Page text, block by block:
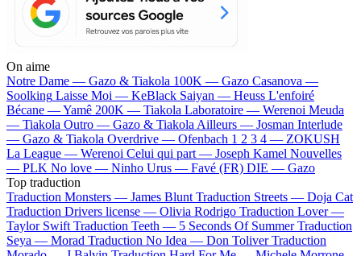
On aime
Notre Dame — Gazo & Tiakola 100K — Gazo Casanova —
Soolking Laisse Moi — KeBlack Saiyan — Heuss L'enfoiré
Bécane —Yamê 200K — Tiakola Laboratoire — Werenoi Meuda
— Tiakola Outro — Gazo & Tiakola Ailleurs — Josman Interlude
— Gazo & Tiakola Overdrive — Ofenbach 1 2 3 4 — ZOKUSH
La League — Werenoi Celui qui part — Joseph Kamel Nouvelles
— PLK No love — Ninho Urus — Favé (FR) DIE — Gazo
Top traduction
Traduction Monsters — James Blunt Traduction Streets — Doja Cat
Traduction Drivers license — Olivia Rodrigo Traduction Lover —
Taylor Swift Traduction Teeth — 5 Seconds Of Summer Traduction
Seya — Morad Traduction No Idea — Don Toliver Traduction